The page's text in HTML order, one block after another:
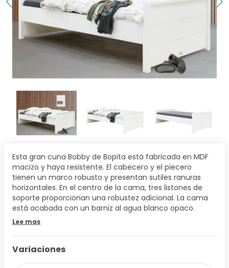
Esta gran cuna Bobby de Bopita está fabricada en MDF
macizo y haya resistente. El cabecero y el piecero
tienen un marco robusto y presentan sutiles ranuras
horizontales. En el centro de la cama, tres listones de
soporte proporcionan una robustez adicional. La cama
está acabada con un barniz al agua blanco opaco.
Lee mas
Variaciones